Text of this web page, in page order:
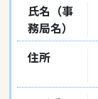
氏名（事
務局名）
住所